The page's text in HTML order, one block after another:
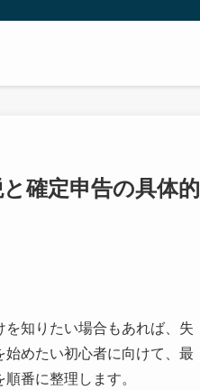
確定申告の具体的
を知りたい場合もあれば、失
めたい初心者に向けて、最
番に整理します。